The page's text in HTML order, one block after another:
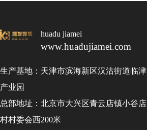
huadu jiamei
www.huadujiamei.com
生产基地：天津市滨海新区汉沽街道临津
产业园
总部地址：北京市大兴区青云店镇小谷店
村村委会西200米